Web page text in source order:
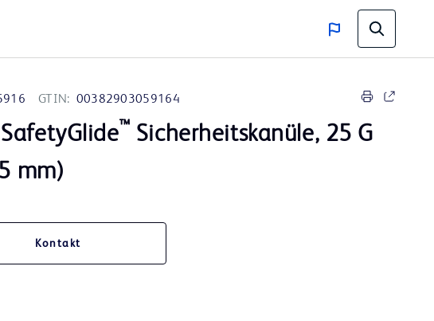
GTIN: 00382903059164
SafetyGlide™ Sicherheitskanüle, 25 G
mm)
Kontakt